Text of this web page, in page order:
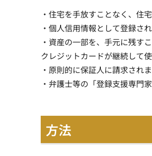
・住宅を手放すことなく、住
・個人信用情報として登録され
・資産の一部を、手元に残す
クレジットカードが継続して
・原則的に保証人に請求されま
・弁護士等の「登録支援専門
方法